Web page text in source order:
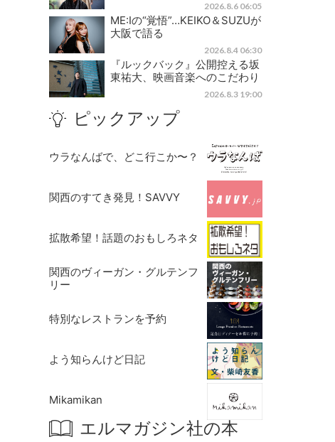
2026.8.6 06:05
ME:Iの“覚悟”…KEIKO＆SUZUが
大阪で語る
2026.8.4 06:30
『ルックバック』公開控える坂
東祐大、映画音楽へのこだわり
2026.8.3 19:00
ピックアップ
ウラなんばで、どこ行こか〜？
関西のすてき発見！SAVVY
拡散希望！話題のおもしろネタ
関西のヴィーガン・グルテンフ
リー
特別なレストランを予約
よう知らんけど日記
Mikamikan
エルマガジン社の本